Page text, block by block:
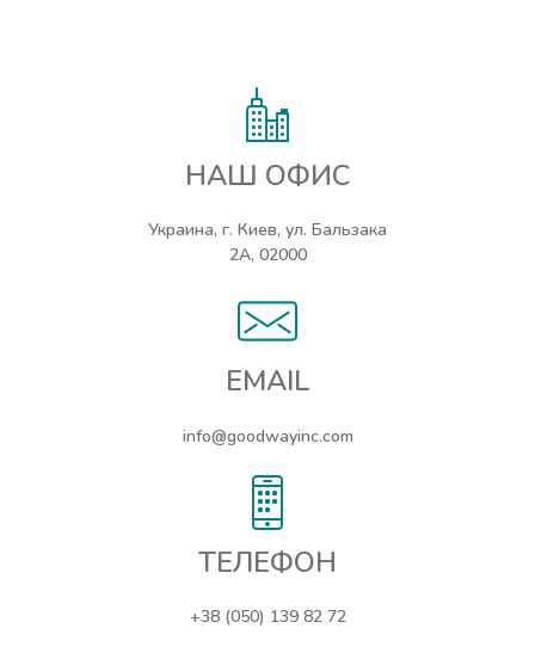
НАШ ОФИС
Украина, г. Киев, ул. Бальзака
2А, 02000
EMAIL
info@goodwayinc.com
ТЕЛЕФОН
+38 (050) 139 82 72